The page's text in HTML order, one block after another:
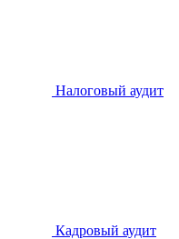
Налоговый аудит
Кадровый аудит